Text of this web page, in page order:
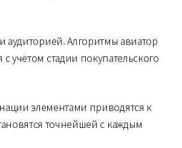
аудиторией. Алгоритмы авиатор
стадии покупательского
элементами приводятся к
точнейшей с каждым